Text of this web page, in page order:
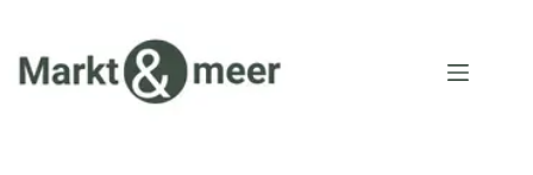
de
inhoud